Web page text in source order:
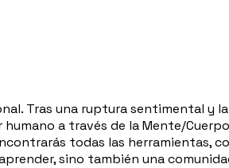
Tras una ruptura sentimental y
a través de la Mente/
todas las herramientas,
sino también una